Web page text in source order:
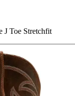
J Toe Stretchfit